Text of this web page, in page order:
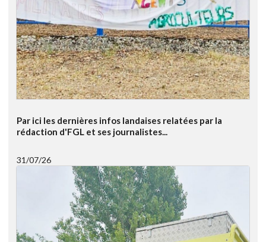
Par ici les dernières infos landaises relatées par la
rédaction d'FGL et ses journalistes...
31/07/26